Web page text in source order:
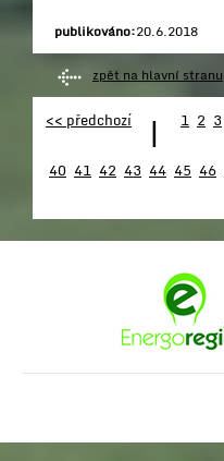
publikováno:20.6.2018
zpět na hlavní stranu
<< předchozí | 1 2 3
40 41 42 43 44 45 46